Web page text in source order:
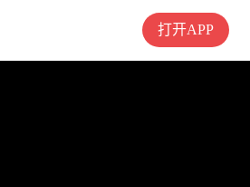
打开APP